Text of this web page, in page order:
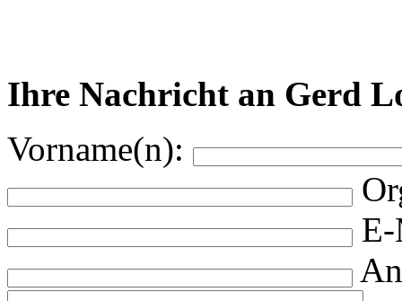
Ihre Nachricht an Gerd
Vorname(n):